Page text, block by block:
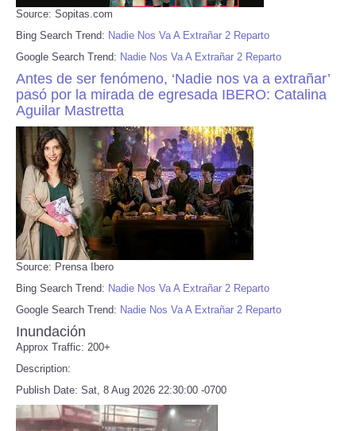
Source: Sopitas.com
Bing Search Trend: Nadie Nos Va A Extrañar 2 Reparto
Google Search Trend: Nadie Nos Va A Extrañar 2 Reparto
Antes de ser fenómeno, ‘Nadie nos va a extrañar’
pasó por la mirada de egresada IBERO: Catalina
Aguilar Mastretta
Source: Prensa Ibero
Bing Search Trend: Nadie Nos Va A Extrañar 2 Reparto
Google Search Trend: Nadie Nos Va A Extrañar 2 Reparto
Inundación
Approx Traffic: 200+
Description:
Publish Date: Sat, 8 Aug 2026 22:30:00 -0700